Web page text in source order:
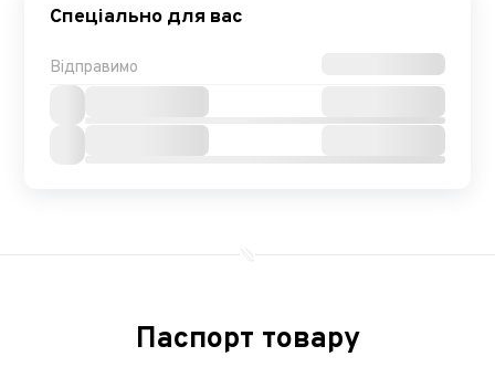
Спеціально для вас
Відправимо
Паспорт товару